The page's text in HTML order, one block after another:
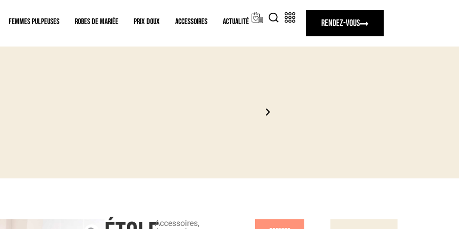
Femmes pulpeuses Robes de mariée Prix doux Accessoires Actualité Rendez-vous
Accessoires,